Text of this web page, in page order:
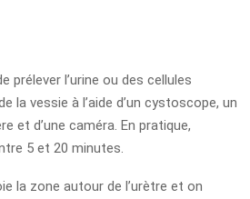
prélever l’urine ou des cellules
la vessie à l’aide d’un cystoscope, un
et d’une caméra. En pratique,
5 et 20 minutes.
la zone autour de l’urètre et on